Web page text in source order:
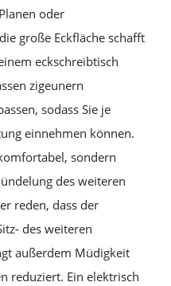
oder
große Eckfläche schafft
eckschreibtisch
zigeunern
sodass Sie je
einnehmen können.
sondern
des weiteren
reden, dass der
des weiteren
außerdem Müdigkeit
reduziert. Ein elektrisch